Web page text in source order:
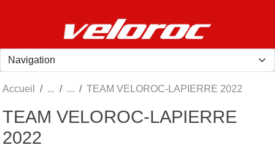
Accueil TEAM VELOROC-LAPIERRE 2022
TEAM VELOROC-LAPIERRE
2022